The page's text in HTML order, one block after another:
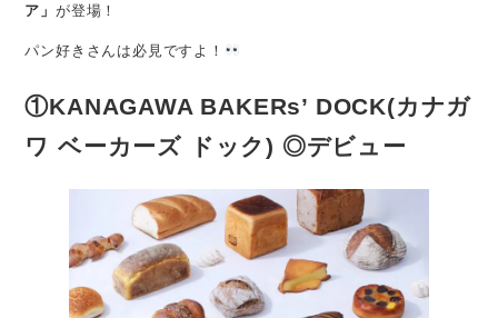
ア」 が登場！
パン好きさんは必見ですよ！
①KANAGAWA BAKERs’ DOCK(カナガ
ワ ベーカーズ ドック) ◎デビュー